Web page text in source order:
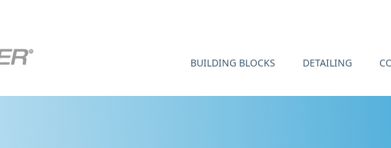
BUILDING BLOCKS DETAILING